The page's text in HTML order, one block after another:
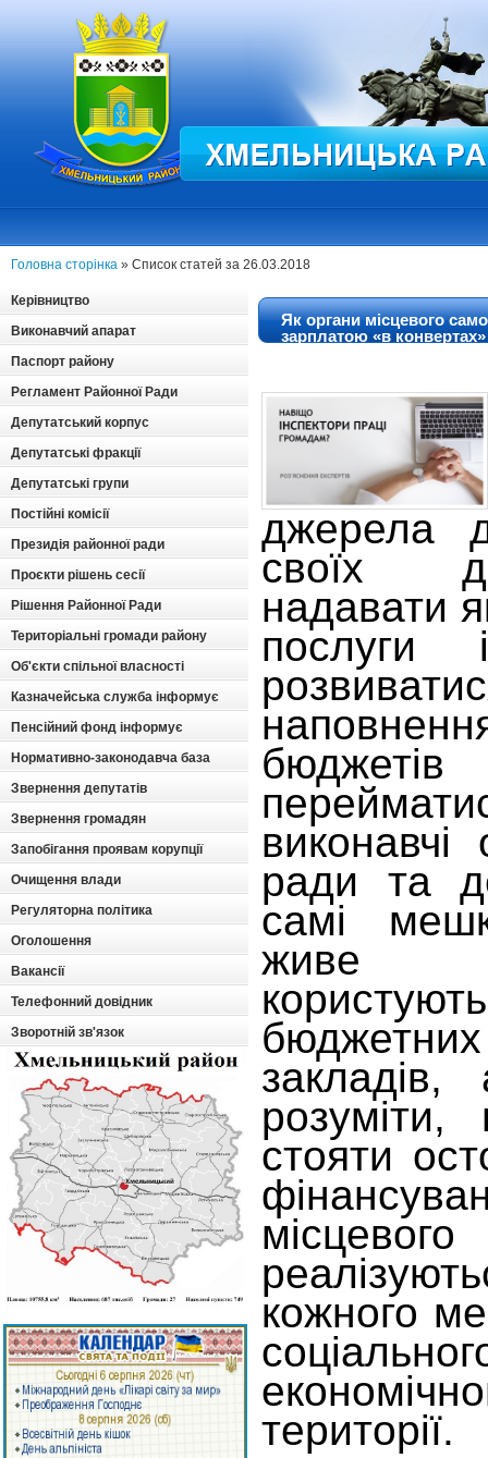
Головна сторінка » Список статей за 26.03.2018
Керівництво
Виконавчий апарат
Паспорт району
Регламент Районної Ради
Депутатський корпус
Депутатські фракції
Депутатські групи
Постійні комісії
Президія районної ради
Проєкти рішень сесії
Рішення Районної Ради
Територіальні громади району
Об'єкти спільної власності
Казначейська служба інформує
Пенсійний фонд інформує
Нормативно-законодавча база
Звернення депутатів
Звернення громадян
Запобігання проявам корупції
Очищення влади
Регуляторна політика
Оголошення
Вакансії
Телефонний довідник
Зворотній зв'язок
Як органи місцевого
зарплатою «в
джерела
своїх
надавати
виконавчі
ради та
самі
живе
стояти
кожного
території.